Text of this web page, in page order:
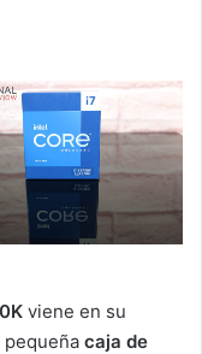
viene en su
caja de